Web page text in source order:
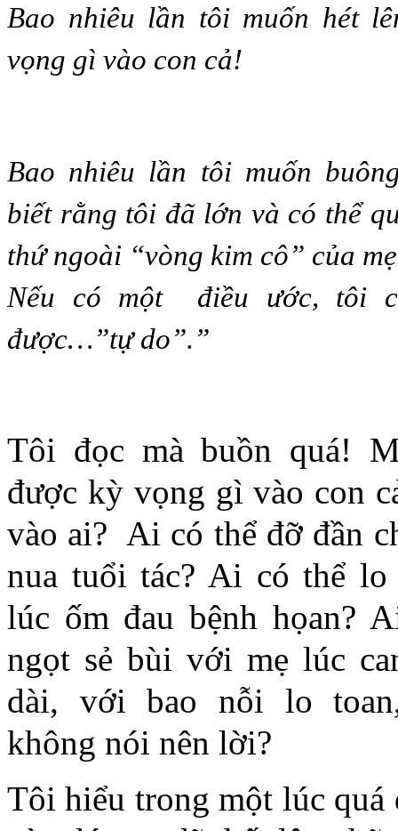
Bao nhiêu lần tôi muốn hét
vọng gì vào con cả!
Bao nhiêu lần tôi muốn
biết rằng tôi đã lớn và có thể
thứ ngoài “vòng kim cô” của
Nếu có một điều ước, tôi
được…”tự do”.”
Tôi đọc mà buồn quá!
được kỳ vọng gì vào con
vào ai? Ai có thể đỡ đần
nua tuổi tác? Ai có thể lo
lúc ốm đau bệnh họan?
ngọt sẻ bùi với mẹ lúc
dài, với bao nỗi lo
không nói nên lời?
Tôi hiểu trong một lúc